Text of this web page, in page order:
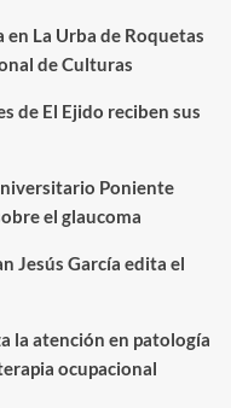
en La Urba de Roquetas
de Culturas
de El Ejido reciben sus
Poniente
el glaucoma
Jesús García edita el
la atención en patología
ocupacional